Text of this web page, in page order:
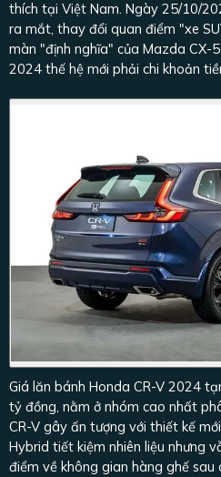
thích tại Việt Nam. Ngày 25/10/
ra mắt, thay đổi quan điểm "xe
màn "định nghĩa" của Mazda CX-
2024 thế hệ mới phải chi khoản
Giá lăn bánh Honda CR-V 2024
tỷ đồng, nằm ở nhóm cao nhất
CR-V gây ấn tượng với thiết kế
Hybrid tiết kiệm nhiên liệu nhưng
điểm về không gian hàng ghế sau